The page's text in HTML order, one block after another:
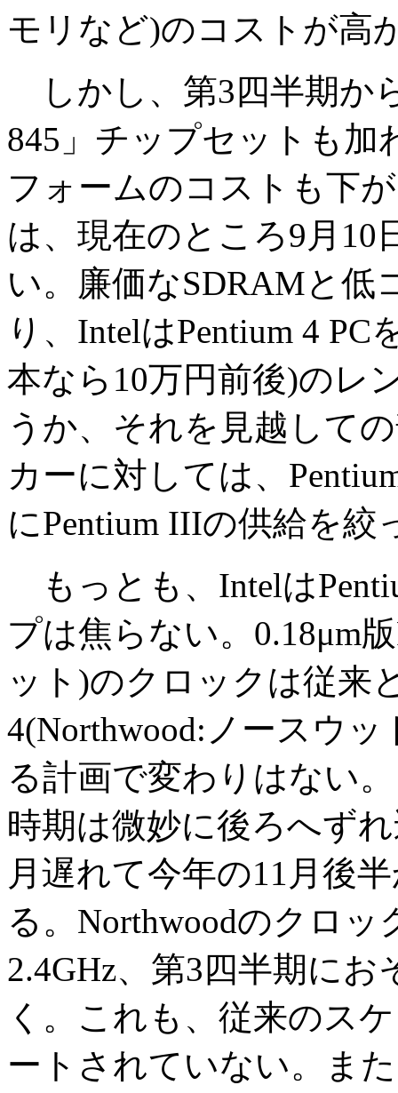
モリなど)のコストが高
しかし、第3四半期か
845」チップセットも加
フォームのコストも下
は、現在のところ9月10
い。廉価なSDRAMと低
り、IntelはPentium 4
本なら10万円前後)のレ
うか、それを見越して
カーに対しては、
にPentium IIIの供給を
もっとも、Intelは
プは焦らない。0.18μm
ット)のクロックは従来
4(Northwood:ノースウ
る計画で変わりはない
時期は微妙に後ろへず
月遅れて今年の11月後
る。Northwoodのクロ
2.4GHz、第3四半期にお
く。これも、従来のス
ートされていない。ま